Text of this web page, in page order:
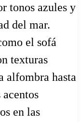
tonos azules y
del mar.
el sofá
texturas
alfombra hasta
en las